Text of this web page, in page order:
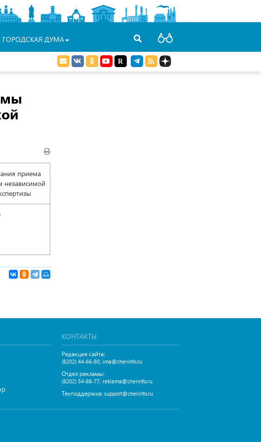
ГОРОДСКАЯ ДУМА
приема
независимой
КОНТАКТЫ
Редакция сайта:
(8202) 44-66-80, ima@cherinfo.ru
Отдел рекламы:
(8202) 54-88-77, reklama@cherinfo.ru
Техподдержка: support@cherinfo.ru